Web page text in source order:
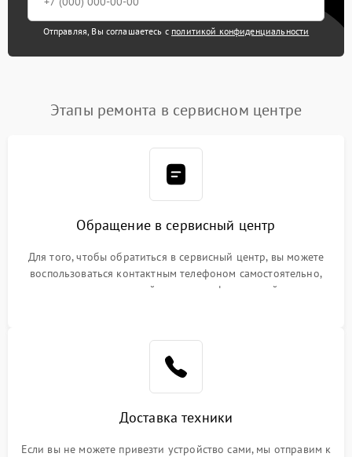
Отправляя, Вы соглашаетесь с политикой конфиденциальности
Этапы ремонта в сервисном центре
Обращение в сервисный центр
Для того, чтобы обратиться в сервисный центр, вы можете
воспользоваться контактным телефоном самостоятельно,
или оставить свой номер телефона на сайте
Доставка техники
Если вы не можете привезти устройство сами, мы отправим к